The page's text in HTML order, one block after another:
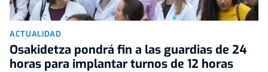
ACTUALIDAD
Osakidetza pondrá fin a las guardias de 24
horas para implantar turnos de 12 horas